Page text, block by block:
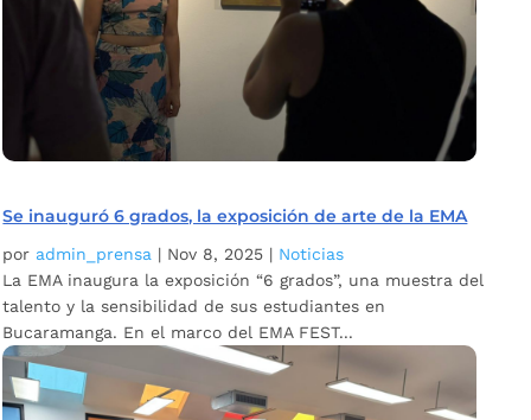
Se inauguró 6 grados, la exposición de arte de la EMA
por admin_prensa | Nov 8, 2025 | Noticias
La EMA inaugura la exposición “6 grados”, una muestra del
talento y la sensibilidad de sus estudiantes en
Bucaramanga. En el marco del EMA FEST...